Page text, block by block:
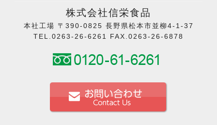
株式会社信栄食品
本社工場 〒390-0825 長野県松本市並柳4-1-37
TEL.0263-26-6261 FAX.0263-26-6878